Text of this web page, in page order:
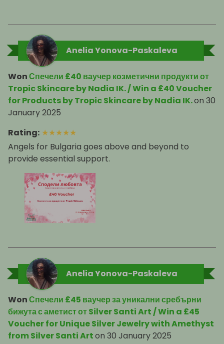
Anelia Yonova-Paskaleva
WonСпечели £40 ваучер козметични продукти от
Tropic Skincare by Nadia IK. / Win a £40 Voucher
for Products by Tropic Skincare by Nadia IK.on 30
January 2025
Rating: ★★★★★
Angels for Bulgaria goes above and beyond to
provide essential support.
Anelia Yonova-Paskaleva
WonСпечели £45 ваучер за уникални сребърни
бижута с аметист от Silver Santi Art / Win a £45
Voucher for Unique Silver Jewelry with Amethyst
from Silver Santi Arton 30 January 2025